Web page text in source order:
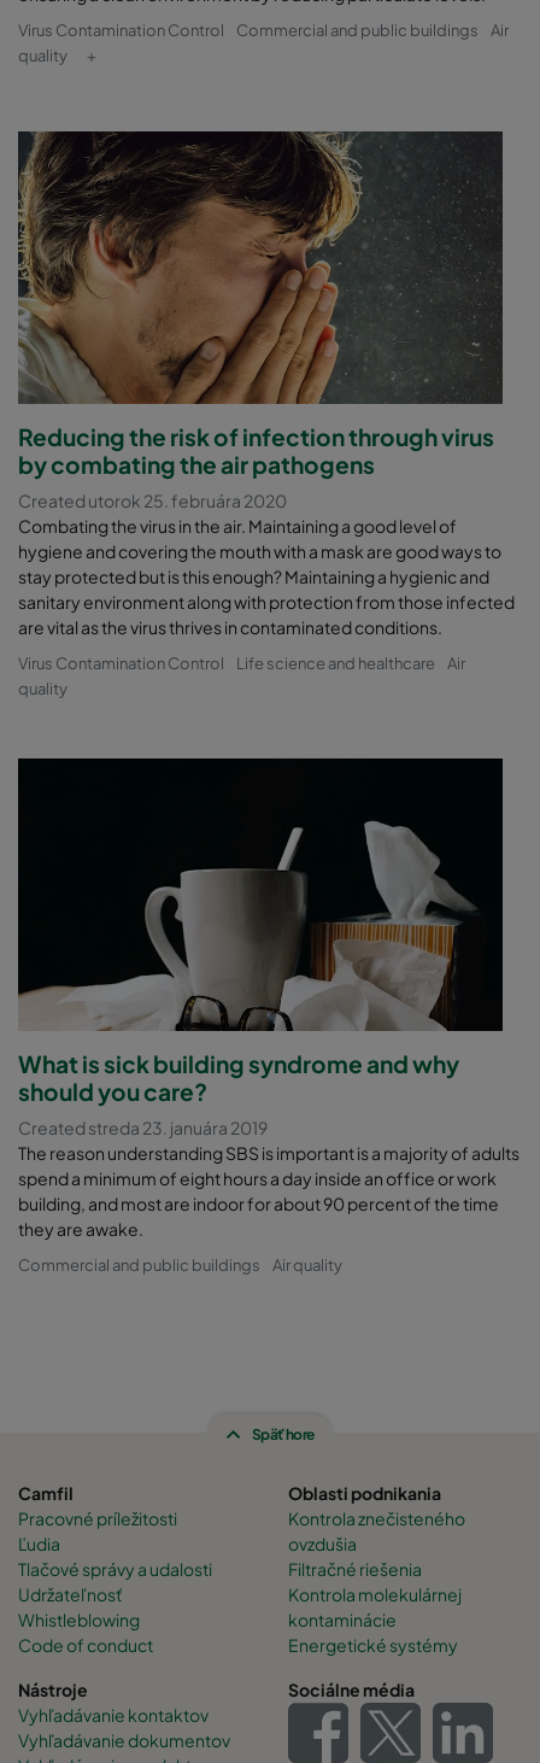
Virus Contamination Control Commercial and public buildings
Air
quality
+
Reducing the risk of infection through virus
by combating the air pathogens
Created utorok 25. februára 2020
Combating the virus in the air. Maintaining a good level of
hygiene and covering the mouth with a mask are good ways to
stay protected but is this enough? Maintaining a hygienic and
sanitary environment along with protection from those infected
are vital as the virus thrives in contaminated conditions.
Virus Contamination Control Life science and healthcare
Air
quality
What is sick building syndrome and why
should you care?
Created streda 23. januára 2019
The reason understanding SBS is important is a majority of adults
spend a minimum of eight hours a day inside an office or work
building, and most are indoor for about 90 percent of the time
they are awake.
Commercial and public buildings Air quality
Späť hore
Camfil
Pracovné príležitosti
Ľudia
Tlačové správy a udalosti
Udržateľnosť
Whistleblowing
Code of conduct
Oblasti podnikania
Kontrola znečisteného
ovzdušia
Filtračné riešenia
Kontrola molekulárnej
kontaminácie
Energetické systémy
Nástroje
Vyhľadávanie kontaktov
Vyhľadávanie dokumentov
Sociálne média